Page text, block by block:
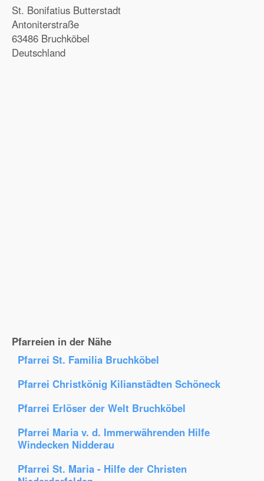
St. Bonifatius Butterstadt
Antoniterstraße
63486 Bruchköbel
Deutschland
Pfarreien in der Nähe
Pfarrei St. Familia Bruchköbel
Pfarrei Christkönig Kilianstädten Schöneck
Pfarrei Erlöser der Welt Bruchköbel
Pfarrei Maria v. d. Immerwährenden Hilfe
Windecken Nidderau
Pfarrei St. Maria - Hilfe der Christen